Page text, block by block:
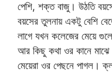
পেশি, শক্ত বাজু। উঠতি
বয়সের তুলনায় একটু বেশি
লাগে যখন কলেজের মেয়ে
আর কিছু কথা ওর কানে
মেয়েরা ওর পেছনে পাগল।